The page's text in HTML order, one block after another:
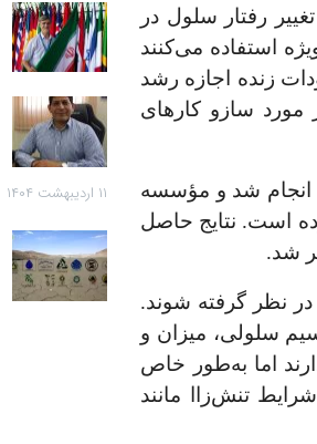
رفتار سلول در
استفاده می‌کنند
زنده اجازه رشد
مورد سازو کارهای
انجام شد و مؤسسه
است. نتایج حاصل
شد.
نظر گرفته شوند.
سلولی، میزان و
اما به‌طور خاص
تنشزاا مانند
۱۱ اردیبهشت ۱۴۰۴